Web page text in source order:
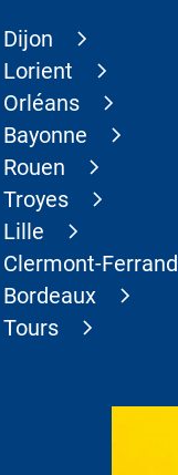
Dijon
Lorient
Orléans
Bayonne
Rouen
Troyes
Lille
Clermont-Ferrand
Bordeaux
Tours